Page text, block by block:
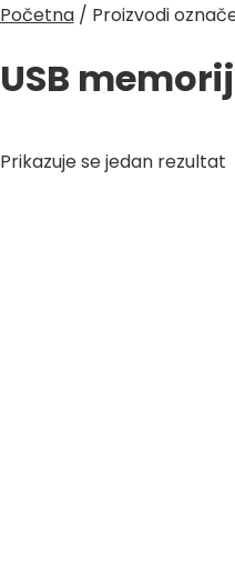
Početna/ Proizvodi
USB
Prikazuje se jedan rezultat